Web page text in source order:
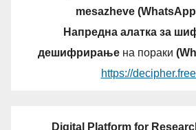
mesazheve
Напредна алатка за
дешифрирањена пораки
https://
Digital Platform for